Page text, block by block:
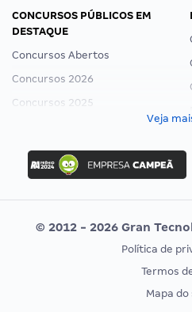
CONCURSOS PÚBLICOS EM
DESTAQUE
Concursos Abertos
Concursos 2026
Concursos 2025
Concurso Ibama
Concurso MPU
Editais publicados
CONCURSOS POR PROFISSÃO
Veja
© 2012 - 2026 Gran
Política de
Termos
Mapa do